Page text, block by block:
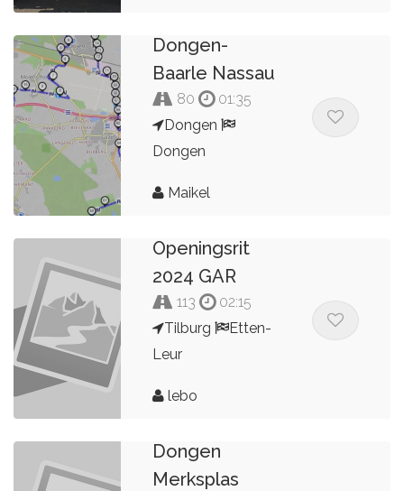
Dongen-
Baarle Nassau
80
01:35
Dongen
Dongen
Maikel
Openingsrit
2024 GAR
113
02:15
Tilburg
Etten-
Leur
lebo
Dongen
Merksplas